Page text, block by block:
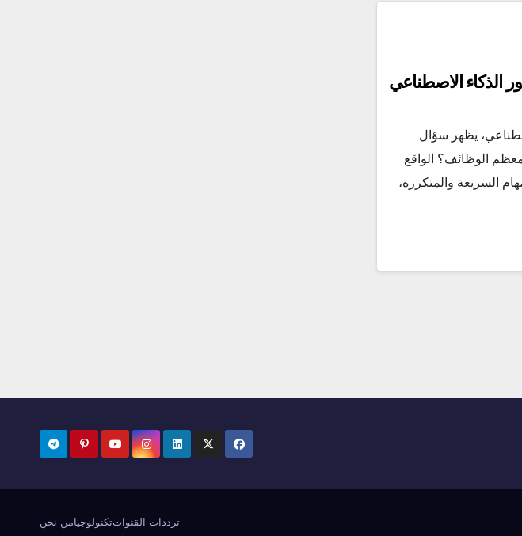
الذكاء الاصطناعي
يظهر سؤال
الوظائف؟ الواقع
السريعة والمتكررة،
ترددات القنواتتكنولوجيامن نحن